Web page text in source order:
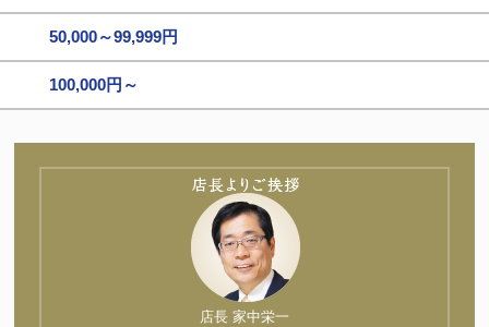
50,000～99,999円
100,000円～
店長 家中栄一